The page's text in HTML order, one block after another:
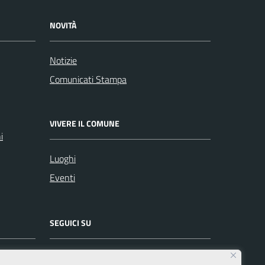
NOVITÀ
Notizie
Comunicati Stampa
VIVERE IL COMUNE
Luoghi
Eventi
SEGUICI SU